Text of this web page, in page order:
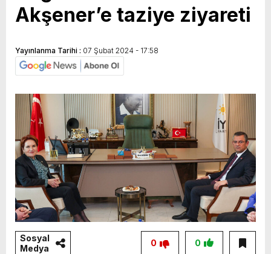
GERÇEKLEŞTİ
Akşener’e taziye ziyareti
Yayınlanma Tarihi : 07 Şubat 2024 - 17:58
Sosyal
Medya
0
0